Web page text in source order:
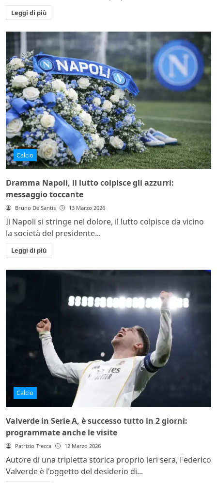
Leggi di più
Calcio
Dramma Napoli, il lutto colpisce gli azzurri:
messaggio toccante
Bruno De Santis 13 Marzo 2026
Il Napoli si stringe nel dolore, il lutto colpisce da vicino
la società del presidente...
Leggi di più
Calcio
Valverde in Serie A, è successo tutto in 2 giorni:
programmate anche le visite
Patrizio Trecca 12 Marzo 2026
Autore di una tripletta storica proprio ieri sera, Federico
Valverde è l'oggetto del desiderio di...